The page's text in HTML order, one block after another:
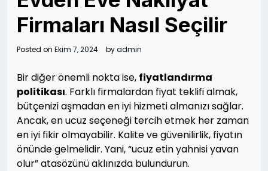
Firmaları Nasıl Seçilir
Posted on Ekim 7, 2024 byadmin
Bir diğer önemli nokta ise, fiyatlandırma
politikası. Farklı firmalardan fiyat teklifi almak,
bütçenizi aşmadan en iyi hizmeti almanızı sağlar.
Ancak, en ucuz seçeneği tercih etmek her zaman
en iyi fikir olmayabilir. Kalite ve güvenilirlik, fiyatın
önünde gelmelidir. Yani, “ucuz etin yahnisi yavan
olur” atasözünü aklınızda bulundurun.